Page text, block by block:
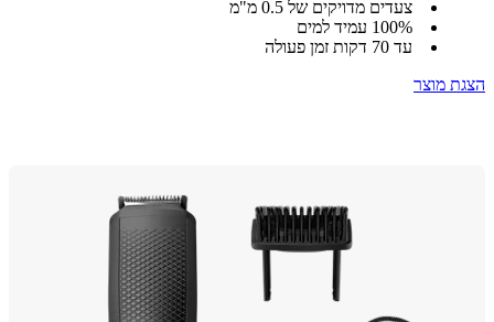
צעדים מדויקים של 0.5 מ"מ
‎100% עמיד למים
עד 70 דקות זמן פעולה
מוצר